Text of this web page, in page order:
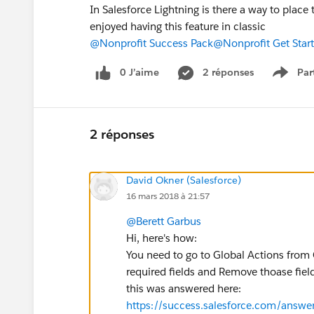
In Salesforce Lightning is there a way to
enjoyed having this feature in classic
@Nonprofit Success Pack@Nonprofit Get
0 J’aime 2 réponses
Show
2 réponses
David Okner (Salesforce)
16 mars 2018 à 21:57
@Berett Garbus
Hi, here's how:
You need to go to Global Actions
required fields and Remove thoase
this was answered here:
https://success.salesforce.com/